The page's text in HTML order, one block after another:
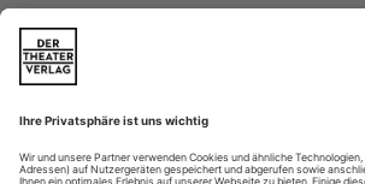
Frau Breth, «Wozzeck» war Ihre erste
Man kann sich nicht vorstellen, dass
werden. Oder doch?
Stimmt, es ist mir relativ wurscht, wo
Bedingungen müssen gut sein. Mich
der Dirigent und die Sänger. Das kann